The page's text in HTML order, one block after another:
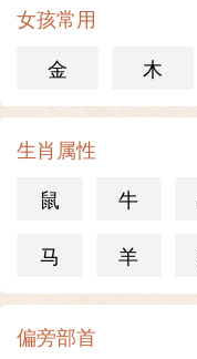
女孩常用
金
木
生肖属性
鼠
牛
马
羊
偏旁部首